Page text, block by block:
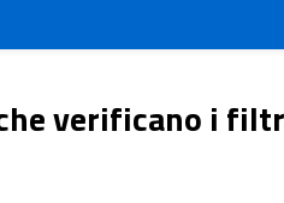
verificano i